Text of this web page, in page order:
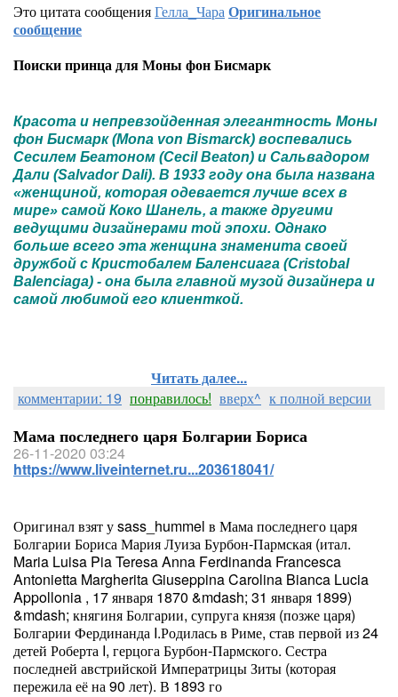
Это цитата сообщенияГелла_ЧараОригинальное
сообщение
Поиски принца для Моны фон Бисмарк
Красота и непревзойденная элегантность Моны
фон Бисмарк (Mona von Bismarck) воспевались
Сесилем Беатоном (Cecil Beaton) и Сальвадором
Дали (Salvador Dali). В 1933 году она была названа
«женщиной, которая одевается лучше всех в
мире» самой Коко Шанель, а также другими
ведущими дизайнерами той эпохи. Однако
больше всего эта женщина знаменита своей
дружбой с Кристобалем Баленсиага (Cristobal
Balenciaga) - она была главной музой дизайнера и
самой любимой его клиенткой.
Читать далее...
комментарии: 19 понравилось! вверх^ к полной версии
Мама последнего царя Болгарии Бориса
26-11-2020 03:24
https://www.liveinternet.ru...203618041/
Оригинал взят у sass_hummel в Мама последнего царя
Болгарии Бориса Мария Луиза Бурбон-Пармская (итал.
Maria Luisa Pia Teresa Anna Ferdinanda Francesca
Antonietta Margherita Giuseppina Carolina Bianca Lucia
Appollonia , 17 января 1870 &mdash; 31 января 1899)
&mdash; княгиня Болгарии, супруга князя (позже царя)
Болгарии Фердинанда I.Родилась в Риме, став первой из 24
детей Роберта I, герцога Бурбон-Пармского. Сестра
последней австрийской Императрицы Зиты (которая
пережила её на 90 лет). В 1893 го